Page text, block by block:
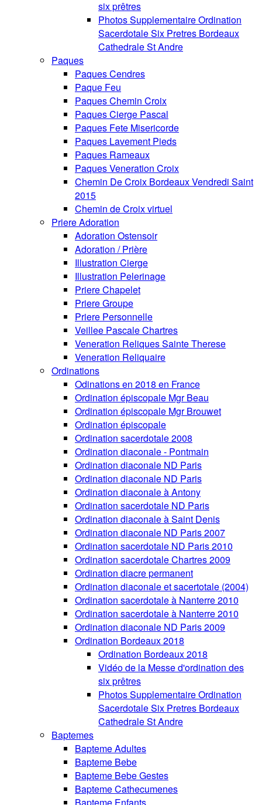
six prêtres
Photos Supplementaire Ordination
Sacerdotale Six Pretres Bordeaux
Cathedrale St Andre
Paques
Paques Cendres
Paque Feu
Paques Chemin Croix
Paques Cierge Pascal
Paques Fete Misericorde
Paques Lavement Pieds
Paques Rameaux
Paques Veneration Croix
Chemin De Croix Bordeaux Vendredi Saint
2015
Chemin de Croix virtuel
Priere Adoration
Adoration Ostensoir
Adoration / Prière
Illustration Cierge
Illustration Pelerinage
Priere Chapelet
Priere Groupe
Priere Personnelle
Veillee Pascale Chartres
Veneration Reliques Sainte Therese
Veneration Reliquaire
Ordinations
Odinations en 2018 en France
Ordination épiscopale Mgr Beau
Ordination épiscopale Mgr Brouwet
Ordination épiscopale
Ordination sacerdotale 2008
Ordination diaconale - Pontmain
Ordination diaconale ND Paris
Ordination diaconale ND Paris
Ordination diaconale à Antony
Ordination sacerdotale ND Paris
Ordination diaconale à Saint Denis
Ordination diaconale ND Paris 2007
Ordination sacerdotale ND Paris 2010
Ordination sacerdotale Chartres 2009
Ordination diacre permanent
Ordination diaconale et sacertotale (2004)
Ordination sacerdotale à Nanterre 2010
Ordination sacerdotale à Nanterre 2010
Ordination diaconale ND Paris 2009
Ordination Bordeaux 2018
Ordination Bordeaux 2018
Vidéo de la Messe d'ordination des
six prêtres
Photos Supplementaire Ordination
Sacerdotale Six Pretres Bordeaux
Cathedrale St Andre
Baptemes
Bapteme Adultes
Bapteme Bebe
Bapteme Bebe Gestes
Bapteme Cathecumenes